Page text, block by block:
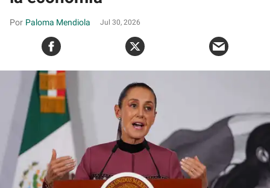
Paloma Mendiola Jul 30, 2026